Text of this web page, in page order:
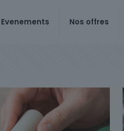
Evenements Nos offres